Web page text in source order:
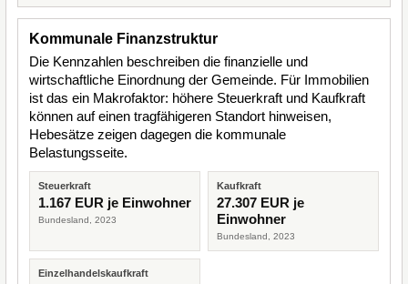
Kommunale Finanzstruktur
Die Kennzahlen beschreiben die finanzielle und
wirtschaftliche Einordnung der Gemeinde. Für Immobilien
ist das ein Makrofaktor: höhere Steuerkraft und Kaufkraft
können auf einen tragfähigeren Standort hinweisen,
Hebesätze zeigen dagegen die kommunale
Belastungsseite.
Steuerkraft
1.167 EUR je Einwohner
Bundesland, 2023
Kaufkraft
27.307 EUR je
Einwohner
Bundesland, 2023
Einzelhandelskaufkraft